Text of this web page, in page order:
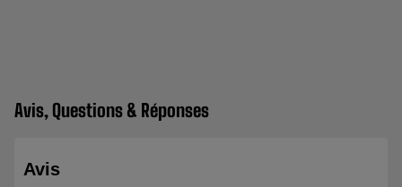
Avis, Questions & Réponses